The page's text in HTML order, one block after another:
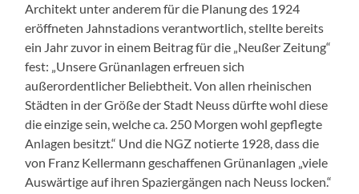
Architekt unter anderem für die Planung des 1924
eröffneten Jahnstadions verantwortlich, stellte bereits
ein Jahr zuvor in einem Beitrag für die „Neußer Zeitung“
fest: „Unsere Grünanlagen erfreuen sich
außerordentlicher Beliebtheit. Von allen rheinischen
Städten in der Größe der Stadt Neuss dürfte wohl diese
die einzige sein, welche ca. 250 Morgen wohl gepflegte
Anlagen besitzt.“ Und die NGZ notierte 1928, dass die
von Franz Kellermann geschaffenen Grünanlagen „viele
Auswärtige auf ihren Spaziergängen nach Neuss locken.“